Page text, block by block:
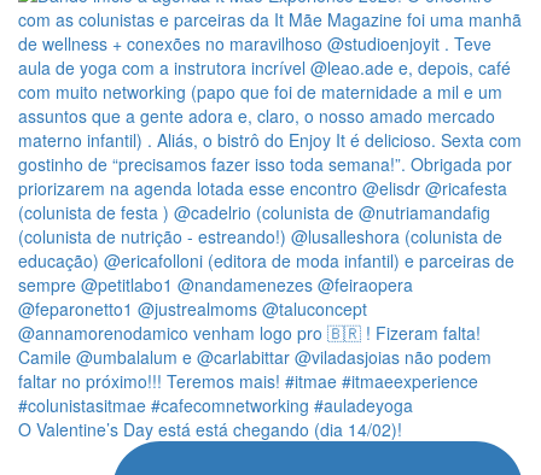
O Valentine’s Day está está chegando (dia 14/02)!